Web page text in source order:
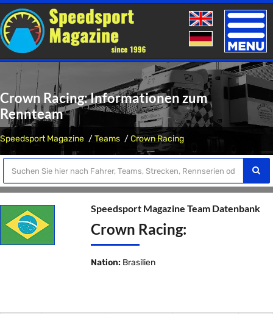
Toggle
Crown Racing: Informationen zum
Rennteam
Speedsport Magazine Teams Crown Racing
Speedsport Magazine Team Datenbank
Crown Racing:
Nation: Brasilien